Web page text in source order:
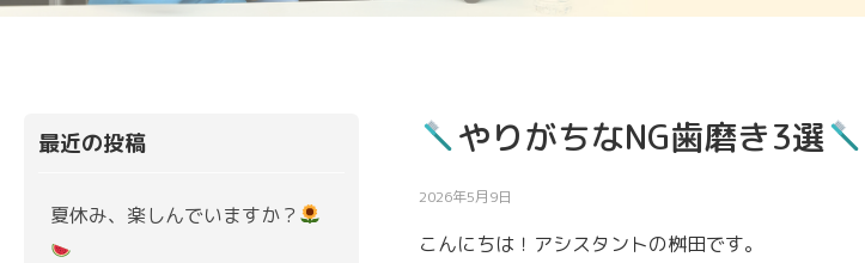
やりがちなNG歯磨き3選
2026年5月9日
こんにちは！アシスタントの桝田です。
最近の投稿
夏休み、楽しんでいますか？